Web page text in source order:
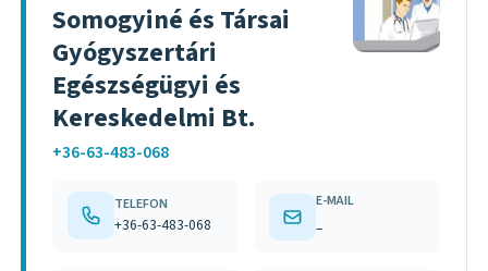
Somogyiné és Társai
Gyógyszertári
Egészségügyi és
Kereskedelmi Bt.
+36-63-483-068
TELEFON
+36-63-483-068
E-MAIL
–